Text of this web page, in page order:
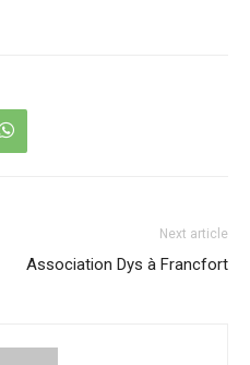
Next article
Association Dys à Francfort